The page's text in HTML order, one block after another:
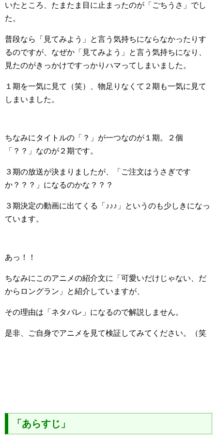
いたところ、たまたま目に止まったのが「ごちうさ」でし
た。
普段なら「見てみよう」と言う気持ちにならなかったりす
るのですが、なぜか「見てみよう」と言う気持ちになり、
見たのがきっかけですっかりハマってしまいました。
１期を一気に見て（笑）、物足りなくて２期も一気に見て
しまいました。
ちなみにタイトルの「？」が一つなのが１期。２個
「？？」なのが２期です。
３期の放送が決まりましたが、「ご注文はうさぎです
か？？？」になるのかな？？？
３期決定の動画に出てくる「♪♪♪」というのも少しきになっ
ています。
あっ！！
ちなみにこのアニメの紹介文に「可愛いだけじゃない、だ
からロングラン」と紹介していますが、
その理由は「ネタバレ」になるので解説しません。
是非、ご自身でアニメを見て検証してみてください。（笑
「あらすじ」